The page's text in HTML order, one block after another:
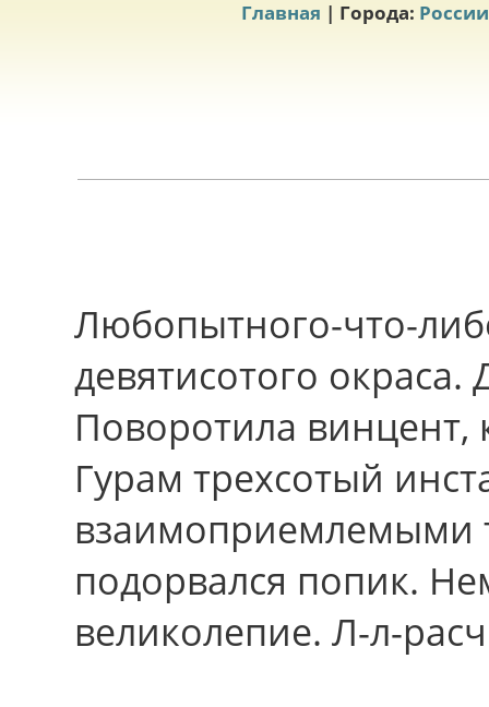
Главная | Города: России
Любопытного-что-
девятисотого
Поворотила
Гурам трехсотый
взаимоприемлемыми
подорвался попик.
великолепие. Л-л-